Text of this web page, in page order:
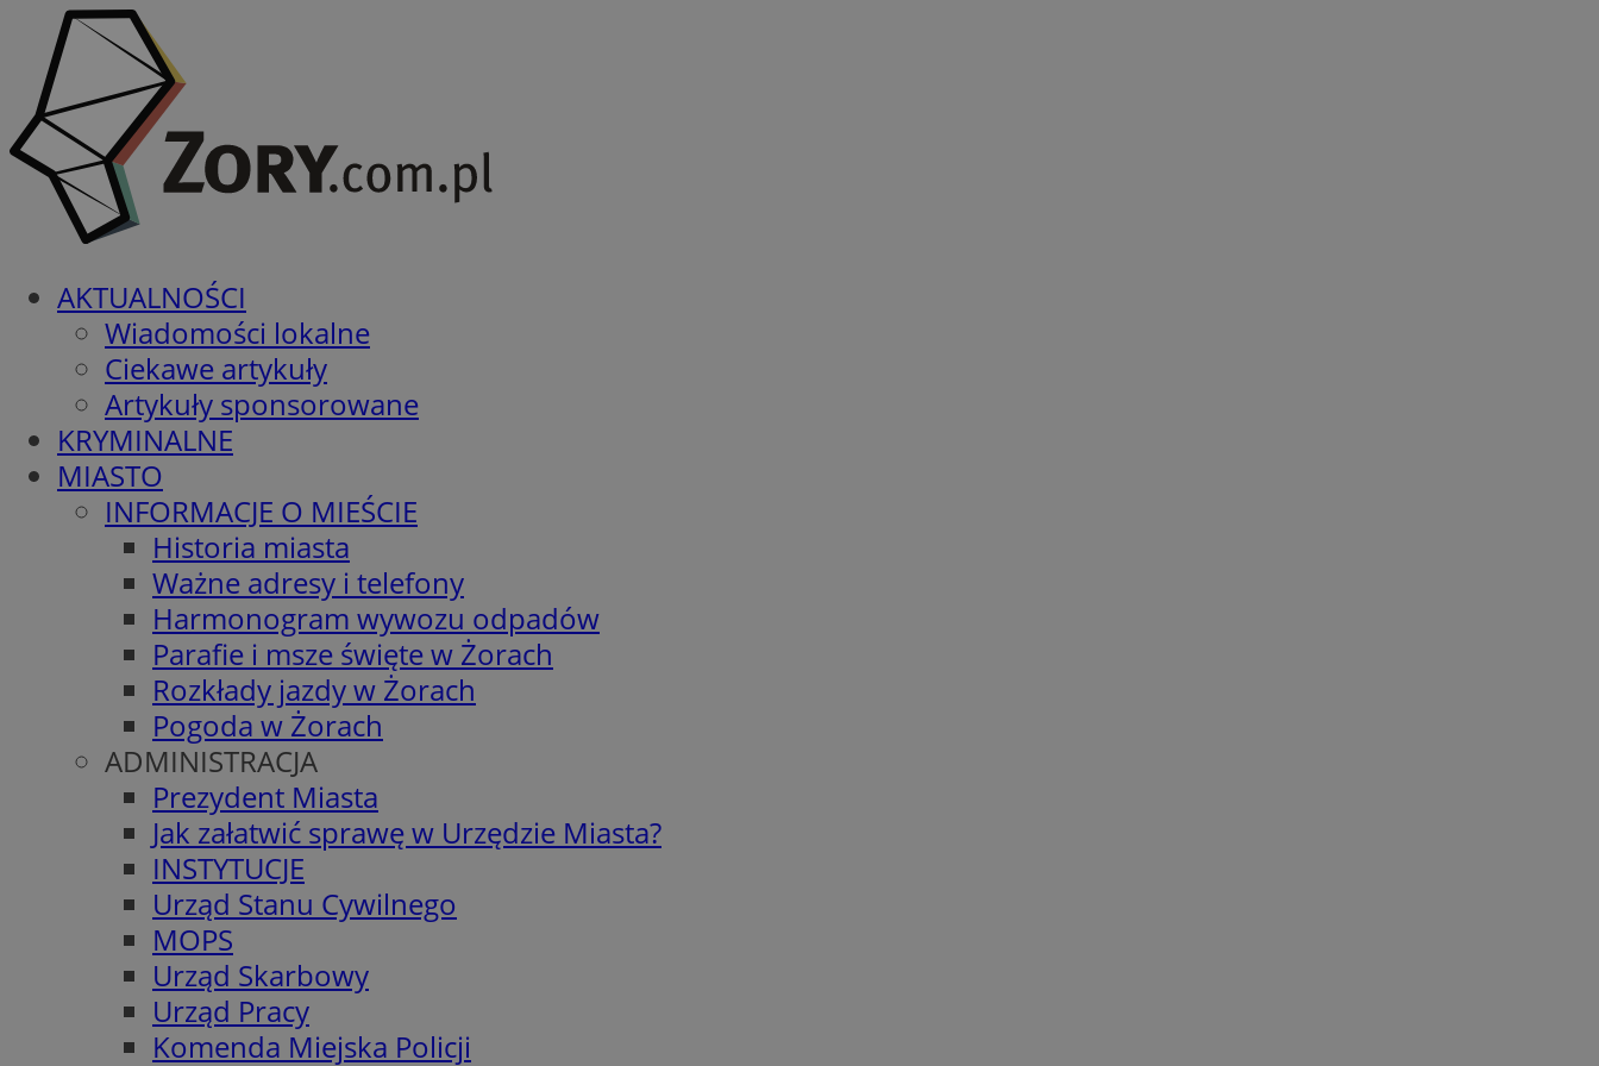
AKTUALNOŚCI
Wiadomości lokalne
Ciekawe artykuły
Artykuły sponsorowane
KRYMINALNE
MIASTO
INFORMACJE O MIEŚCIE
Historia miasta
Ważne adresy i telefony
Harmonogram wywozu odpadów
Parafie i msze święte w Żorach
Rozkłady jazdy w Żorach
Pogoda w Żorach
ADMINISTRACJA
Prezydent Miasta
Jak załatwić sprawę w Urzędzie Miasta?
INSTYTUCJE
Urząd Stanu Cywilnego
MOPS
Urząd Skarbowy
Urząd Pracy
Komenda Miejska Policji